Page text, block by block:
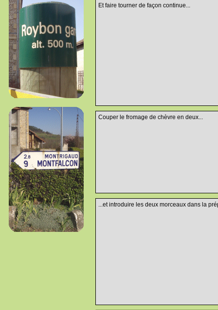
Et faire tourner de façon continue...
Couper le fromage de chèvre en deux...
...et introduire les deux morceaux dans la